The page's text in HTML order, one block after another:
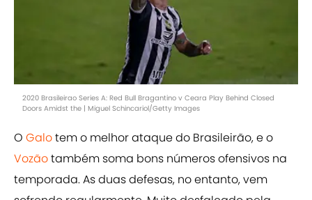
2020 Brasileirao Series A: Red Bull Bragantino v Ceara Play Behind Closed
Doors Amidst the | Miguel Schincariol/Getty Images
O Galotem o melhor ataque do Brasileirão, e o
Vozãotambém soma bons números ofensivos na
temporada. As duas defesas, no entanto, vem